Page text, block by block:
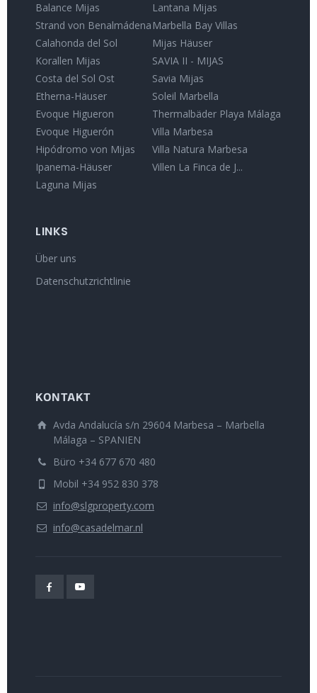
Balance Mijas
Strand von Benalmádena
Calahonda del Sol
Korallen Mijas
Costa del Sol Ost
Etherna-Häuser
Evoque Higueron
Evoque Higuerón
Hipódromo von Mijas
Ipanema-Häuser
Laguna Mijas
Lantana Mijas
Marbella Bay Villas
Mijas Häuser
SAVIA II - MIJAS
Savia Mijas
Soleil Marbella
Thermalbäder Playa Málaga
Villa Marbesa
Villa Natura Marbesa
Villen La Finca de J...
LINKS
Über uns
Datenschutzrichtlinie
KONTAKT
Avda Andalucía s/n 29604 Marbesa – Marbella
Málaga – SPANIEN
Büro +34 677 670 480
Mobil +34 952 830 378
info@slgproperty.com
info@casadelmar.nl